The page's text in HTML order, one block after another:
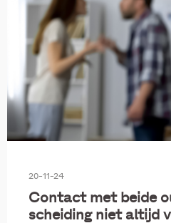
Inburgering nieuwkomers
Ondermijning,
Onderwijs en
20-11-24
Contact met beide
scheiding niet altijd